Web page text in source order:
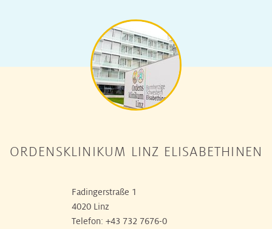
ORDENSKLINIKUM LINZ ELISABETHINEN
Fadingerstraße 1
4020 Linz
Telefon: +43 732 7676-0